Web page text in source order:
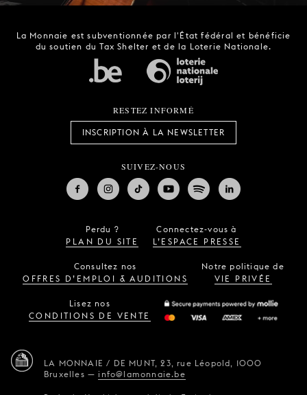
La Monnaie est subventionnée par l'État fédéral et bénéficie
du soutien du Tax Shelter et de la Loterie Nationale.
RESTEZ INFORMÉ
INSCRIPTION À LA NEWSLETTER
SUIVEZ-NOUS
Perdu ?
PLAN DU SITE
Connectez-vous à
L’ESPACE PRESSE
Consultez nos
OFFRES D’EMPLOI & AUDITIONS
Notre politique de
VIE PRIVÉE
Lisez nos
CONDITIONS DE VENTE
LA MONNAIE / DE MUNT, 23, rue Léopold, 1000
Bruxelles —info@lamonnaie.be